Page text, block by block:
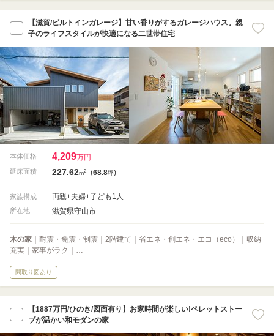
【滋賀/ビルトインガレージ】甘い香りがするガレージハウス。親
子のライフスタイルが快適になる二世帯住宅
本体価格 4,209万円
延床面積 227.62m2 (68.8坪)
家族構成 両親+夫婦+子ども1人
所在地 滋賀県守山市
木の家 ｜耐震・免震・制震｜2階建て｜省エネ・創エネ・エコ（eco）｜収納
充実｜家事がラク｜…
間取り図あり
【1887万円/ひのき/図面有り】お家時間が楽しい!ペレットストー
ブが温かい和モダンの家